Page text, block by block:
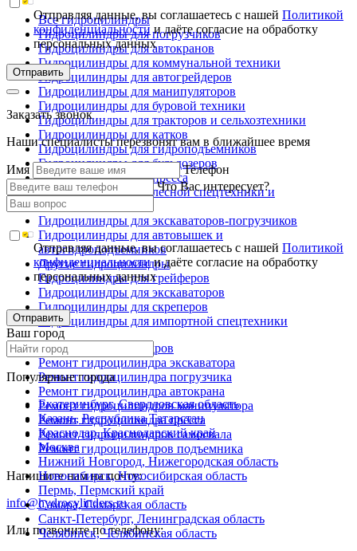
Все гидроцилиндры
Гидроцилиндры для погрузчиков
Гидроцилиндры для автокранов
Гидроцилиндры для коммунальной техники
Гидроцилиндры для автогрейдеров
Гидроцилиндры для манипуляторов
Гидроцилиндры для буровой техники
Гидроцилиндры для тракторов и сельхозтехники
Гидроцилиндры для катков
Гидроцилиндры для гидроподъемников
Гидроцилиндры для бульдозеров
Гидроцилиндры для пресса
Гидроцилиндры для лесной спецтехники и
металловозов
Гидроцилиндры для экскаваторов-погрузчиков
Гидроцилиндры для автовышек и
автогидроподъемников
Другие гидроцилиндры
Гидроцилиндры для грейферов
Гидроцилиндры для экскаваторов
Гидроцилиндры для скреперов
Гидроцилиндры для импортной спецтехники
Ремонт гидроцилиндров
Ремонт гидроцилиндра экскаватора
Ремонт гидроцилиндра погрузчика
Ремонт гидроцилиндра автокрана
Ремонт гидроцилиндров манипулятора
Ремонт гидроцилиндра пресса
Ремонт гидроцилиндров самосвала
Ремонт гидроцилиндров подъемника
Напишите нам на почту:
info@hydrocylinders.ru
Или позвоните по телефону:
Отправляя данные, вы соглашаетесь с нашейПолитикой
конфиденциальностии даёте согласие на обработку
персональных данных
Отправить
Заказать звонок
Наши специалисты перезвонят вам в ближайшее время
Имя
Телефон
Что Вас интересует?
Отправляя данные, вы соглашаетесь с нашейПолитикой
конфиденциальностии даёте согласие на обработку
персональных данных
Отправить
Ваш город
Популярные города
Екатеринбург, Свердловская область
Казань, Республика Татарстан
Краснодар, Краснодарский край
Москва
Нижний Новгород, Нижегородская область
Новосибирск, Новосибирская область
Пермь, Пермский край
Самара, Самарская область
Санкт-Петербург, Ленинградская область
Челябинск, Челябинская область